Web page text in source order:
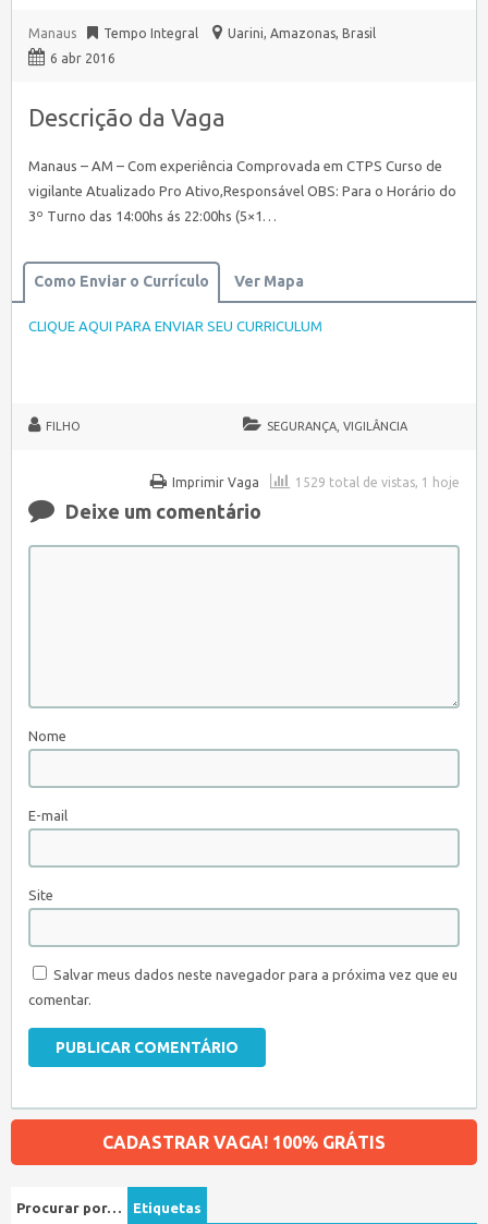
Manaus Tempo Integral Uarini, Amazonas, Brasil
6 abr 2016
Descrição da Vaga
Manaus – AM – Com experiência Comprovada em CTPS Curso de
vigilante Atualizado Pro Ativo,Responsável OBS: Para o Horário do
3º Turno das 14:00hs ás 22:00hs (5×1…
Como Enviar o Currículo Ver Mapa
CLIQUE AQUI PARA ENVIAR SEU CURRICULUM
FILHO SEGURANÇA, VIGILÂNCIA
1529 total de vistas, 1 hoje
Imprimir Vaga
Deixe um comentário
Nome
E-mail
Site
Salvar meus dados neste navegador para a próxima vez que eu
comentar.
CADASTRAR VAGA! 100% GRÁTIS
Procurar por… Etiquetas